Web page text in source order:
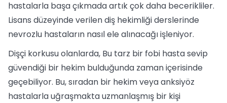
hastalarla başa çıkmada artık çok daha becerikliler.
Lisans düzeyinde verilen diş hekimliği derslerinde
nevrozlu hastaların nasıl ele alınacağı işleniyor.
Dişçi korkusu olanlarda, Bu tarz bir fobi hasta sevip
güvendiği bir hekim bulduğunda zaman içerisinde
geçebiliyor. Bu, sıradan bir hekim veya anksiyöz
hastalarla uğraşmakta uzmanlaşmış bir kişi